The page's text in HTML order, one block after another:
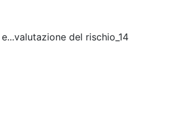
del rischio_14